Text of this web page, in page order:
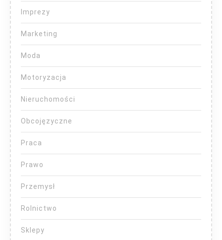
Imprezy
Marketing
Moda
Motoryzacja
Nieruchomości
Obcojęzyczne
Praca
Prawo
Przemysł
Rolnictwo
Sklepy